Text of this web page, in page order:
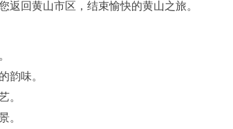
回黄山市区，结束愉快的黄山之旅。
韵味。
。
。